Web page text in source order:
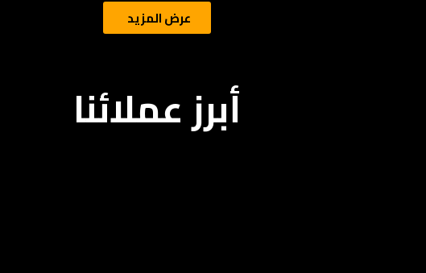
عرض المزيد
أبرز عملائنا